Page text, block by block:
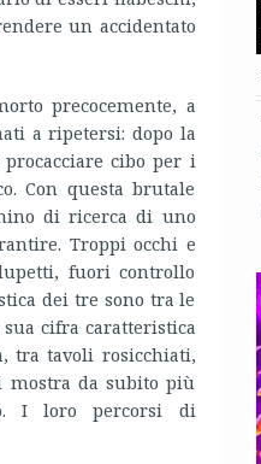
un accidentato
precocemente, a
a ripetersi: dopo la
cibo per i
Con questa brutale
di ricerca di uno
Troppi occhi e
fuori controllo
dei tre sono tra le
cifra caratteristica
tra tavoli rosicchiati,
mostra da subito più
I loro percorsi di